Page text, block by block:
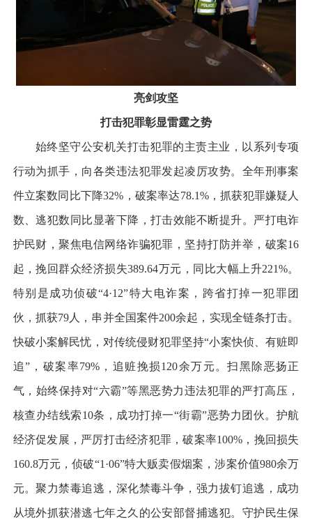
亮剑攻坚
打击犯罪彰显雷霆之势
始终坚守公安机关打击犯罪的主责主业，以系列专项
行动为抓手，向各类违法犯罪发起凌厉攻势。全年刑事案
件立案数同比下降32%，破案率达78.1%，抓获犯罪嫌疑人
数、逃犯数同比显著下降，打击效能不断提升。严打电诈
护民财，聚焦电信网络诈骗犯罪，坚持打防并举，破案16
起，挽回群众经济损失389.64万元，同比大幅上升221%。
特别是成功侦破“4·12”特大电诈案，跨省打掉一犯罪团
伙，抓获79人，串并全国案件200余起，实现全链条打击。
快破小案解民忧，对传统侵财犯罪坚持“小案快侦、有赃即
追”，破案率79%，追赃挽损120余万元。扫黑除恶扬正
气，始终保持对“六霸”等黑恶势力违法犯罪的严打高压，
核查办结线索10条，成功打掉一“街霸”恶势力团伙。护航
经济促发展，严厉打击经济犯罪，破案率100%，挽回损失
160.8万元，侦破“1·06”特大贩卖假烟案，涉案价值980余万
元。聚力禁毒追逃，深化禁毒斗争，强力拔钉追逃，成功
从境外抓获潜逃七年之久的公安部督捕逃犯。守护民生保